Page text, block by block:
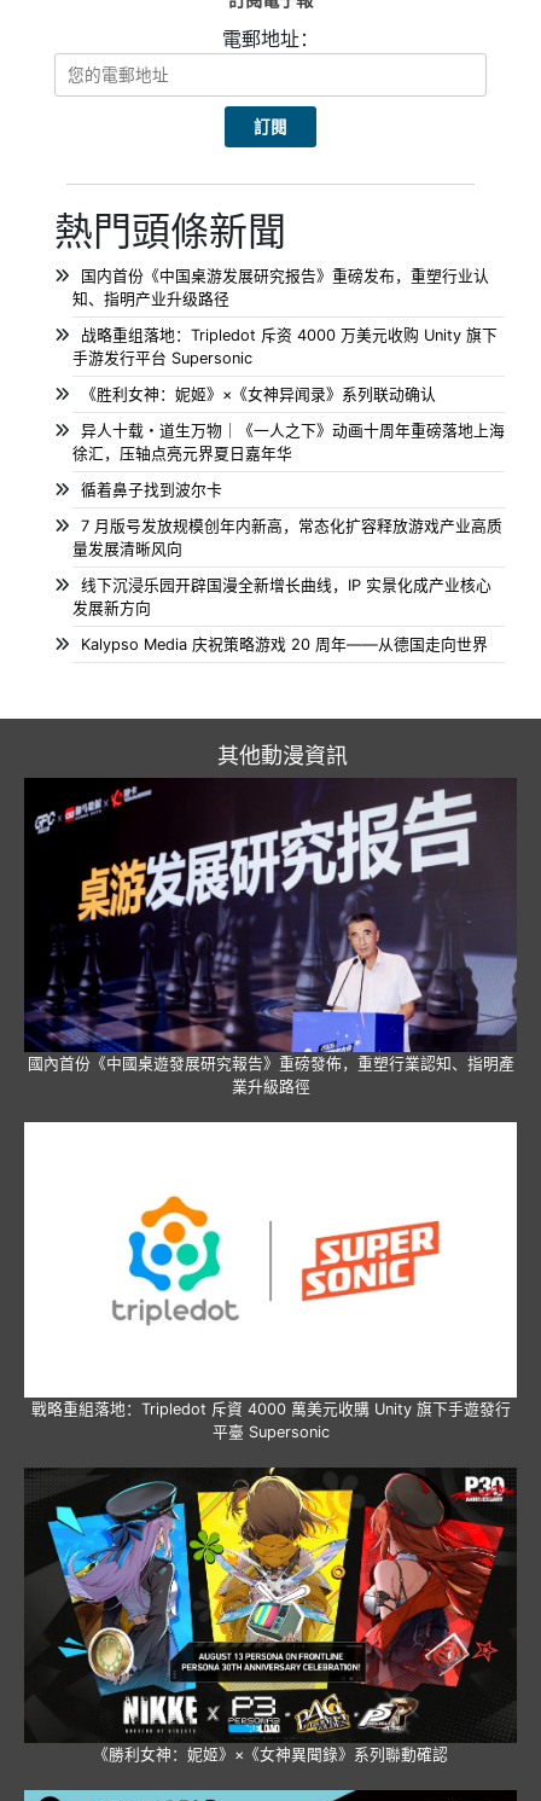
電郵地址：
熱門頭條新聞
国内首份《中国桌游发展研究报告》重磅发布，重塑行业认
知、指明产业升级路径
战略重组落地：Tripledot 斥资 4000 万美元收购 Unity 旗下
手游发行平台 Supersonic
《胜利女神：妮姬》×《女神异闻录》系列联动确认
异人十载・道生万物｜《一人之下》动画十周年重磅落地上海
徐汇，压轴点亮元界夏日嘉年华
循着鼻子找到波尔卡
7 月版号发放规模创年内新高，常态化扩容释放游戏产业高质
量发展清晰风向
线下沉浸乐园开辟国漫全新增长曲线，IP 实景化成产业核心
发展新方向
Kalypso Media 庆祝策略游戏 20 周年——从德国走向世界
其他動漫資訊
國內首份《中國桌遊發展研究報告》重磅發佈，重塑行業認知、指明產
業升級路徑
戰略重組落地：Tripledot 斥資 4000 萬美元收購 Unity 旗下手遊發行
平臺 Supersonic
《勝利女神：妮姬》×《女神異聞錄》系列聯動確認